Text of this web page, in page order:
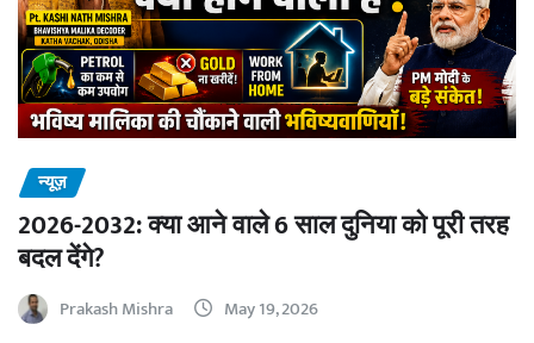
न्यूज़
2026-2032: क्या आने वाले 6 साल दुनिया को पूरी तरह
बदल देंगे?
Prakash Mishra May 19, 2026